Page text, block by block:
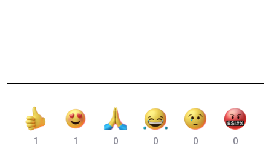
1 1 0 0 0 0